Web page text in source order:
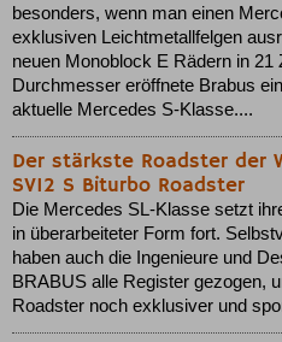
besonders, wenn man einen
exklusiven Leichtmetallfelgen
neuen Monoblock E Rädern in 21
Durchmesser eröffnete Brabus
aktuelle Mercedes S-Klasse....
Der stärkste Roadster der
SV12 S Biturbo Roadster
Die Mercedes SL-Klasse setzt
in überarbeiteter Form fort.
haben auch die Ingenieure und
BRABUS alle Register gezogen,
Roadster noch exklusiver und